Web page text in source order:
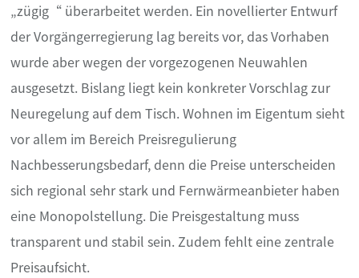
„zügig“ überarbeitet werden. Ein novellierter Entwurf
der Vorgängerregierung lag bereits vor, das Vorhaben
wurde aber wegen der vorgezogenen Neuwahlen
ausgesetzt. Bislang liegt kein konkreter Vorschlag zur
Neuregelung auf dem Tisch. Wohnen im Eigentum sieht
vor allem im Bereich Preisregulierung
Nachbesserungsbedarf, denn die Preise unterscheiden
sich regional sehr stark und Fernwärmeanbieter haben
eine Monopolstellung. Die Preisgestaltung muss
transparent und stabil sein. Zudem fehlt eine zentrale
Preisaufsicht.